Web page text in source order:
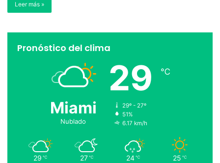
Leer más »
Pronóstico del clima
Miami
Nublado
29 ℃
29º - 27º
51%
6.17 km/h
29 ℃ 27 ℃ 24 ℃ 25 ℃